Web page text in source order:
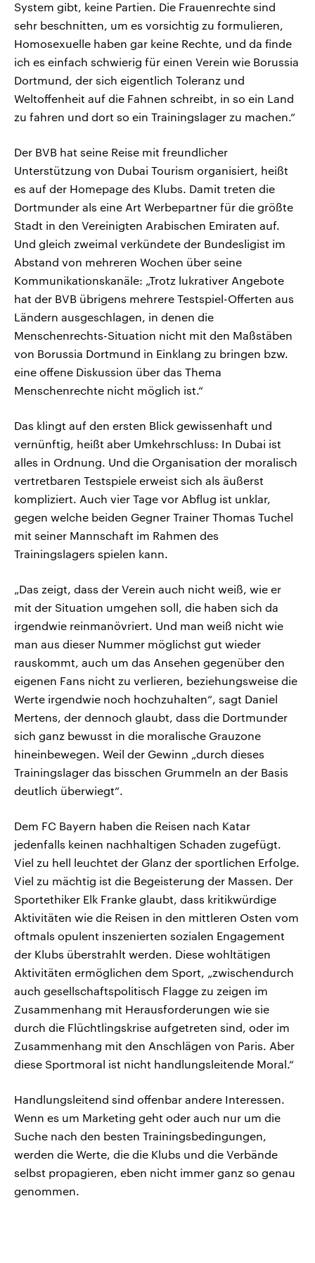
System gibt, keine Partien. Die Frauenrechte sind
sehr beschnitten, um es vorsichtig zu formulieren,
Homosexuelle haben gar keine Rechte, und da finde
ich es einfach schwierig für einen Verein wie Borussia
Dortmund, der sich eigentlich Toleranz und
Weltoffenheit auf die Fahnen schreibt, in so ein Land
zu fahren und dort so ein Trainingslager zu machen.“
Der BVB hat seine Reise mit freundlicher
Unterstützung von Dubai Tourism organisiert, heißt
es auf der Homepage des Klubs. Damit treten die
Dortmunder als eine Art Werbepartner für die größte
Stadt in den Vereinigten Arabischen Emiraten auf.
Und gleich zweimal verkündete der Bundesligist im
Abstand von mehreren Wochen über seine
Kommunikationskanäle: „Trotz lukrativer Angebote
hat der BVB übrigens mehrere Testspiel-Offerten aus
Ländern ausgeschlagen, in denen die
Menschenrechts-Situation nicht mit den Maßstäben
von Borussia Dortmund in Einklang zu bringen bzw.
eine offene Diskussion über das Thema
Menschenrechte nicht möglich ist.“
Das klingt auf den ersten Blick gewissenhaft und
vernünftig, heißt aber Umkehrschluss: In Dubai ist
alles in Ordnung. Und die Organisation der moralisch
vertretbaren Testspiele erweist sich als äußerst
kompliziert. Auch vier Tage vor Abflug ist unklar,
gegen welche beiden Gegner Trainer Thomas Tuchel
mit seiner Mannschaft im Rahmen des
Trainingslagers spielen kann.
„Das zeigt, dass der Verein auch nicht weiß, wie er
mit der Situation umgehen soll, die haben sich da
irgendwie reinmanövriert. Und man weiß nicht wie
man aus dieser Nummer möglichst gut wieder
rauskommt, auch um das Ansehen gegenüber den
eigenen Fans nicht zu verlieren, beziehungsweise die
Werte irgendwie noch hochzuhalten“, sagt Daniel
Mertens, der dennoch glaubt, dass die Dortmunder
sich ganz bewusst in die moralische Grauzone
hineinbewegen. Weil der Gewinn „durch dieses
Trainingslager das bisschen Grummeln an der Basis
deutlich überwiegt“.
Dem FC Bayern haben die Reisen nach Katar
jedenfalls keinen nachhaltigen Schaden zugefügt.
Viel zu hell leuchtet der Glanz der sportlichen Erfolge.
Viel zu mächtig ist die Begeisterung der Massen. Der
Sportethiker Elk Franke glaubt, dass kritikwürdige
Aktivitäten wie die Reisen in den mittleren Osten vom
oftmals opulent inszenierten sozialen Engagement
der Klubs überstrahlt werden. Diese wohltätigen
Aktivitäten ermöglichen dem Sport, „zwischendurch
auch gesellschaftspolitisch Flagge zu zeigen im
Zusammenhang mit Herausforderungen wie sie
durch die Flüchtlingskrise aufgetreten sind, oder im
Zusammenhang mit den Anschlägen von Paris. Aber
diese Sportmoral ist nicht handlungsleitende Moral.“
Handlungsleitend sind offenbar andere Interessen.
Wenn es um Marketing geht oder auch nur um die
Suche nach den besten Trainingsbedingungen,
werden die Werte, die die Klubs und die Verbände
selbst propagieren, eben nicht immer ganz so genau
genommen.